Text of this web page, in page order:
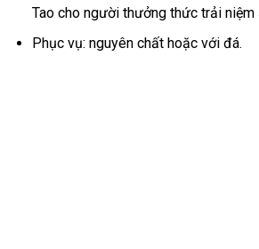
Tao cho người thưởng thức trải
Phục vụ: nguyên chất hoặc với đá.